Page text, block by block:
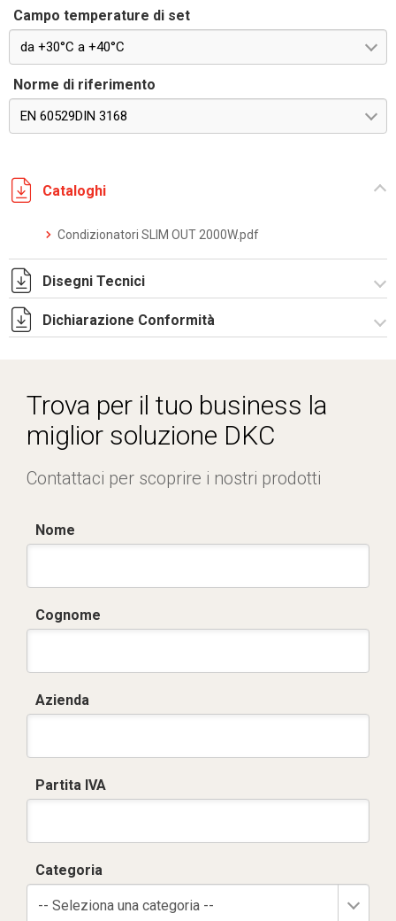
Campo temperature di set
da +30°C a +40°C
Norme di riferimento
EN 60529DIN 3168
Cataloghi
Condizionatori SLIM OUT 2000W.pdf
Disegni Tecnici
DF0032.pdf
ST0505.zip
Dichiarazione Conformità
Trova per il tuo business la
miglior soluzione DKC
Contattaci per scoprire i nostri prodotti
Nome
Cognome
Azienda
Partita IVA
Categoria
-- Seleziona una categoria --